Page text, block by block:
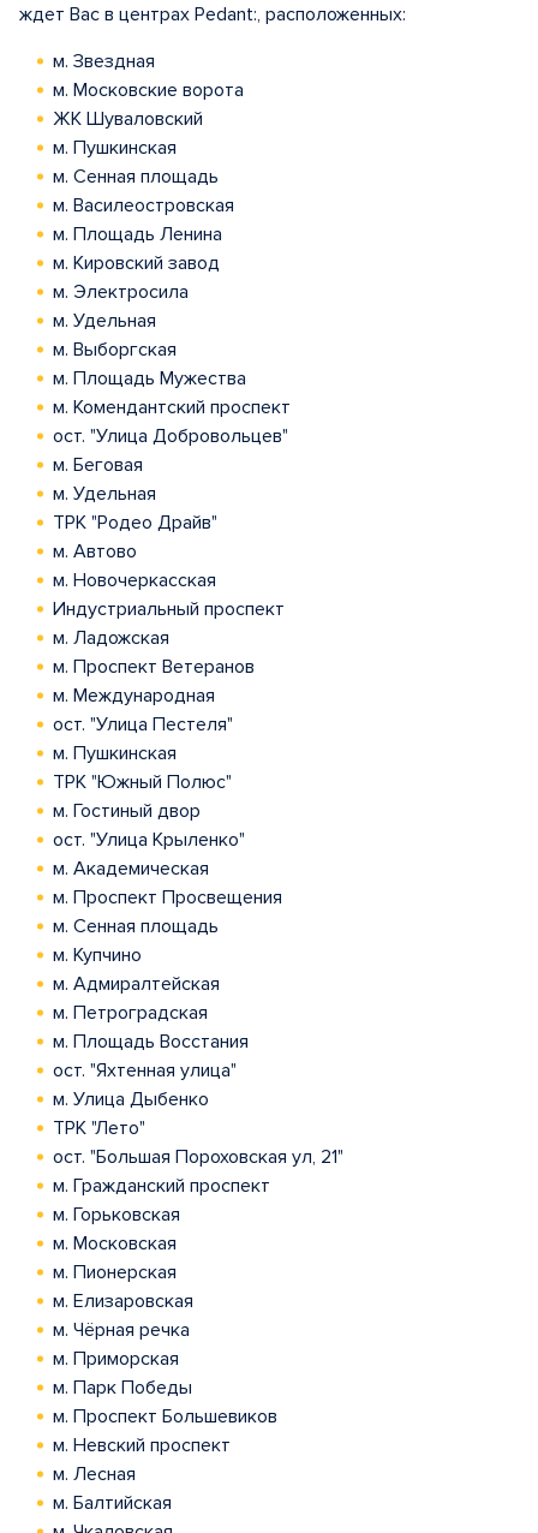
ждет Вас в центрах Pedant:, расположенных:
м. Звездная
м. Московские ворота
ЖК Шуваловский
м. Пушкинская
м. Сенная площадь
м. Василеостровская
м. Площадь Ленина
м. Кировский завод
м. Электросила
м. Удельная
м. Выборгская
м. Площадь Мужества
м. Комендантский проспект
ост. "Улица Добровольцев"
м. Беговая
м. Удельная
ТРК "Родео Драйв"
м. Автово
м. Новочеркасская
Индустриальный проспект
м. Ладожская
м. Проспект Ветеранов
м. Международная
ост. "Улица Пестеля"
м. Пушкинская
ТРК "Южный Полюс"
м. Гостиный двор
ост. "Улица Крыленко"
м. Академическая
м. Проспект Просвещения
м. Сенная площадь
м. Купчино
м. Адмиралтейская
м. Петроградская
м. Площадь Восстания
ост. "Яхтенная улица"
м. Улица Дыбенко
ТРК "Лето"
ост. "Большая Пороховская ул, 21"
м. Гражданский проспект
м. Горьковская
м. Московская
м. Пионерская
м. Елизаровская
м. Чёрная речка
м. Приморская
м. Парк Победы
м. Проспект Большевиков
м. Невский проспект
м. Лесная
м. Балтийская